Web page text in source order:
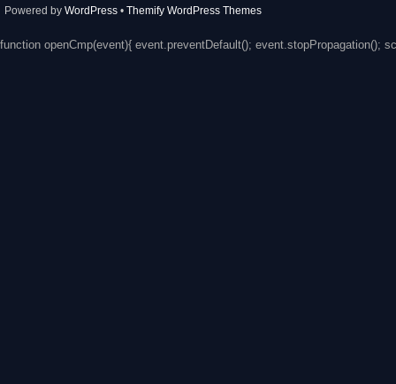
Powered by WordPress • Themify WordPress Themes
function openCmp(event){ event.preventDefault(); event.stopPropagation();